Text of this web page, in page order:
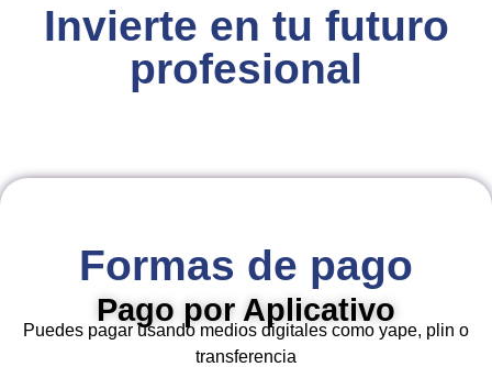
Invierte en tu futuro
profesional
Formas de pago
Pago por Aplicativo
Puedes pagar usando medios digitales como yape, plin o
transferencia